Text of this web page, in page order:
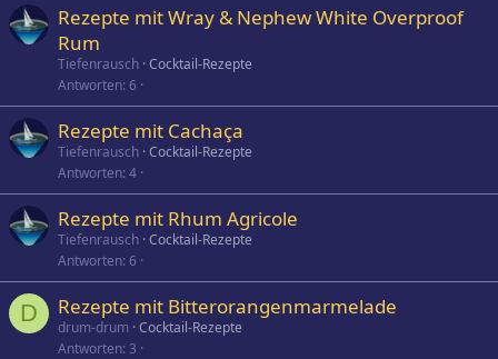
Rezepte mit Wray & Nephew White Overproof
Rum
Tiefenrausch Cocktail-Rezepte
Antworten 6
Rezepte mit Cachaça
Tiefenrausch Cocktail-Rezepte
Antworten 4
Rezepte mit Rhum Agricole
Tiefenrausch Cocktail-Rezepte
Antworten 6
D Rezepte mit Bitterorangenmarmelade
drum-drum Cocktail-Rezepte
Antworten 3